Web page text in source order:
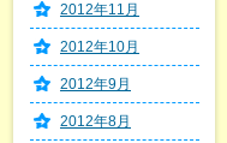
2012年11月
2012年10月
2012年9月
2012年8月